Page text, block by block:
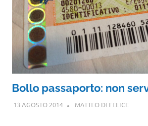
Bollo passaporto: non
13 AGOSTO 2014 MATTEO DI FELICE